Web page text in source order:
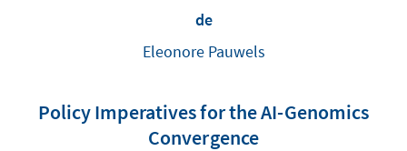
de
Eleonore Pauwels
Policy Imperatives for the AI-Genomics
Convergence